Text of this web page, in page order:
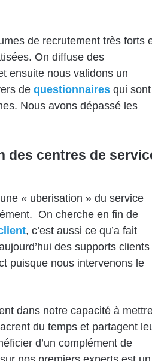
de recrutement très forts
On diffuse des
ensuite nous validons un
de questionnairesqui sont
Nous avons dépassé les
des centres de
« uberisation » du service
On cherche en fin de
, c’est aussi ce qu’a fait
des supports clients
puisque nous intervenons le
dans notre capacité à
du temps et partagent
d’un complément de